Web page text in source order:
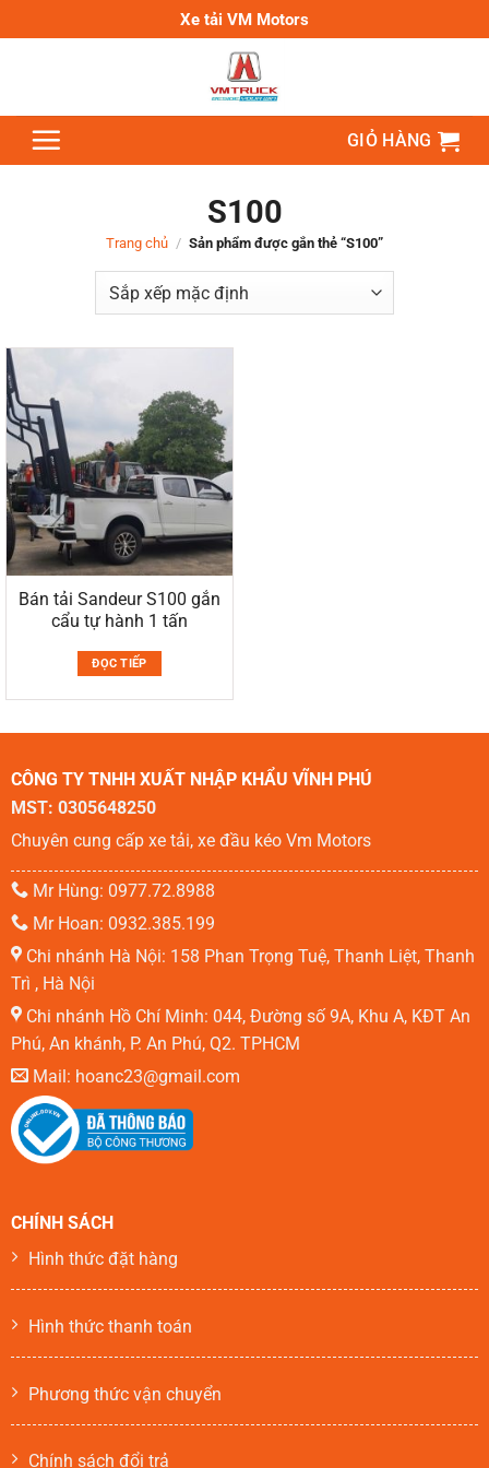
qua
Xe tải VM Motors
GIỎ HÀNG
S100
Trang chủ / Sản phẩm được gắn thẻ “S100”
Bán tải Sandeur S100 gắn
cẩu tự hành 1 tấn
ĐỌC TIẾP
CÔNG TY TNHH XUẤT NHẬP KHẨU VĨNH PHÚ
MST: 0305648250
Chuyên cung cấp xe tải, xe đầu kéo Vm Motors
Mr Hùng: 0977.72.8988
Mr Hoan: 0932.385.199
Chi nhánh Hà Nội: 158 Phan Trọng Tuệ, Thanh Liệt, Thanh
Trì , Hà Nội
Chi nhánh Hồ Chí Minh: 044, Đường số 9A, Khu A, KĐT An
Phú, An khánh, P. An Phú, Q2. TPHCM
Mail: hoanc23@gmail.com
CHÍNH SÁCH
Hình thức đặt hàng
Hình thức thanh toán
Phương thức vận chuyển
Chính sách đổi trả